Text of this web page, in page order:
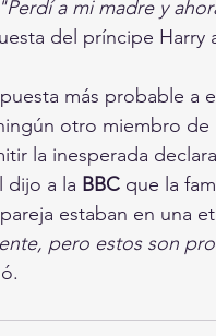
"Perdí a mi madre y
del príncipe
más probable a
otro miembro de
la inesperada
dijo a la BBC que la
estaban en una
pero estos son